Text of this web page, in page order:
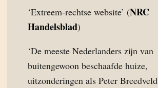
‘Extreem-rechtse website’ (NRC
Handelsblad)
‘De meeste Nederlanders zijn van
buitengewoon beschaafde huize,
uitzonderingen als Peter Breedveld